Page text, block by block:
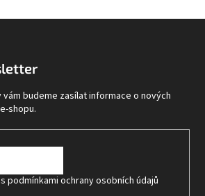
vám budeme zasílat informace o nových
shopu.
podmínkami ochrany osobních údajů